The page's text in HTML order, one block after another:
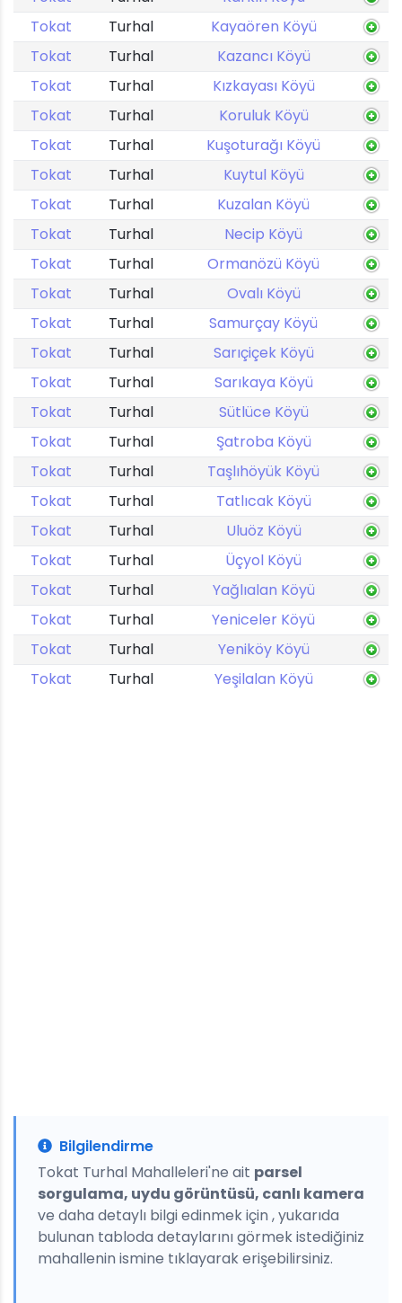
Tokat
Turhal
Kayaören Köyü
Tokat
Turhal
Kazancı Köyü
Tokat
Turhal
Kızkayası Köyü
Tokat
Turhal
Koruluk Köyü
Tokat
Turhal
Kuşoturağı Köyü
Tokat
Turhal
Kuytul Köyü
Tokat
Turhal
Kuzalan Köyü
Tokat
Turhal
Necip Köyü
Tokat
Turhal
Ormanözü Köyü
Tokat
Turhal
Ovalı Köyü
Tokat
Turhal
Samurçay Köyü
Tokat
Turhal
Sarıçiçek Köyü
Tokat
Turhal
Sarıkaya Köyü
Tokat
Turhal
Sütlüce Köyü
Tokat
Turhal
Şatroba Köyü
Tokat
Turhal
Taşlıhöyük Köyü
Tokat
Turhal
Tatlıcak Köyü
Tokat
Turhal
Uluöz Köyü
Tokat
Turhal
Üçyol Köyü
Tokat
Turhal
Yağlıalan Köyü
Tokat
Turhal
Yeniceler Köyü
Tokat
Turhal
Yeniköy Köyü
Tokat
Turhal Yeşilalan Köyü
Bilgilendirme
Tokat Turhal Mahalleleri'ne ait parsel
sorgulama, uydu görüntüsü, canlı kamera
ve daha detaylı bilgi edinmek için , yukarıda
bulunan tabloda detaylarını görmek istediğiniz
mahallenin ismine tıklayarak erişebilirsiniz.